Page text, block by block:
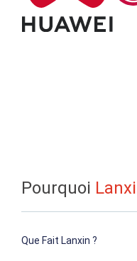
Pourquoi
Que Fait Lanxin ?